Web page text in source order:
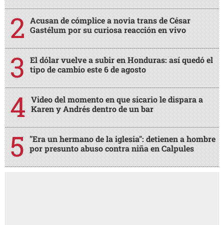
Acusan de cómplice a novia trans de César
Gastélum por su curiosa reacción en vivo
El dólar vuelve a subir en Honduras: así quedó el
tipo de cambio este 6 de agosto
Video del momento en que sicario le dispara a
Karen y Andrés dentro de un bar
"Era un hermano de la iglesia": detienen a hombre
por presunto abuso contra niña en Calpules